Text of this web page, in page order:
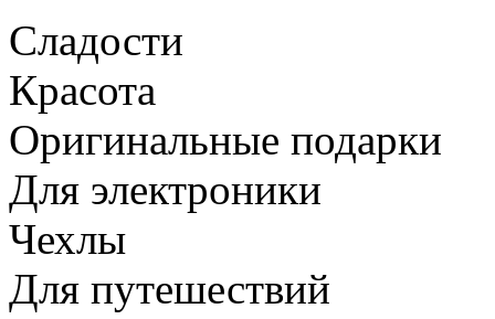
Сладости
Красота
Оригинальные подарки
Для электроники
Чехлы
Для путешествий